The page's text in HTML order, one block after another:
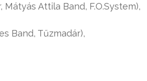
Attila Band, F.O.System),
Band, Tűzmadár),